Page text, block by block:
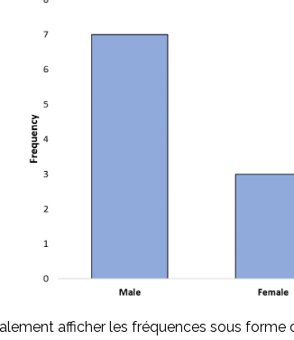
afficher les fréquences sous forme